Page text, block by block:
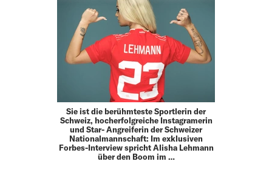
Sie ist die berühmteste Sportlerin der
Schweiz, hocherfolgreiche Instagramerin
und Star- Angreiferin der Schweizer
Nationalmannschaft: Im exklusiven
Forbes-Interview spricht Alisha Lehmann
über den Boom im …